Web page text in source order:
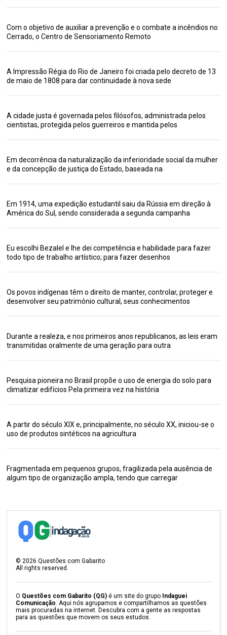
Com o objetivo de auxiliar a prevenção e o combate a incêndios no
Cerrado, o Centro de Sensoriamento Remoto
A Impressão Régia do Rio de Janeiro foi criada pelo decreto de 13
de maio de 1808 para dar continuidade à nova sede
A cidade justa é governada pelos filósofos, administrada pelos
cientistas, protegida pelos guerreiros e mantida pelos
Em decorrência da naturalização da inferioridade social da mulher
e da concepção de justiça do Estado, baseada na
Em 1914, uma expedição estudantil saiu da Rússia em direção à
América do Sul, sendo considerada a segunda campanha
Eu escolhi Bezalel e lhe dei competência e habilidade para fazer
todo tipo de trabalho artístico; para fazer desenhos
Os povos indígenas têm o direito de manter, controlar, proteger e
desenvolver seu patrimônio cultural, seus conhecimentos
Durante a realeza, e nos primeiros anos republicanos, as leis eram
transmitidas oralmente de uma geração para outra
Pesquisa pioneira no Brasil propõe o uso de energia do solo para
climatizar edifícios Pela primeira vez na história
A partir do século XIX e, principalmente, no século XX, iniciou-se o
uso de produtos sintéticos na agricultura
Fragmentada em pequenos grupos, fragilizada pela ausência de
algum tipo de organização ampla, tendo que carregar
© 2026 Questões com Gabarito
All rights reserved.
O Questões com Gabarito (QG) é um site do grupo Indaguei
Comunicação . Aqui nós agrupamos e compartilhamos as questões
mais procuradas na internet. Descubra com a gente as respostas
para as questões que movem os seus estudos.